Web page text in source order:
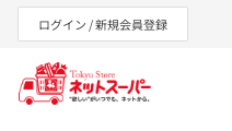
ログイン / 新規会員登録